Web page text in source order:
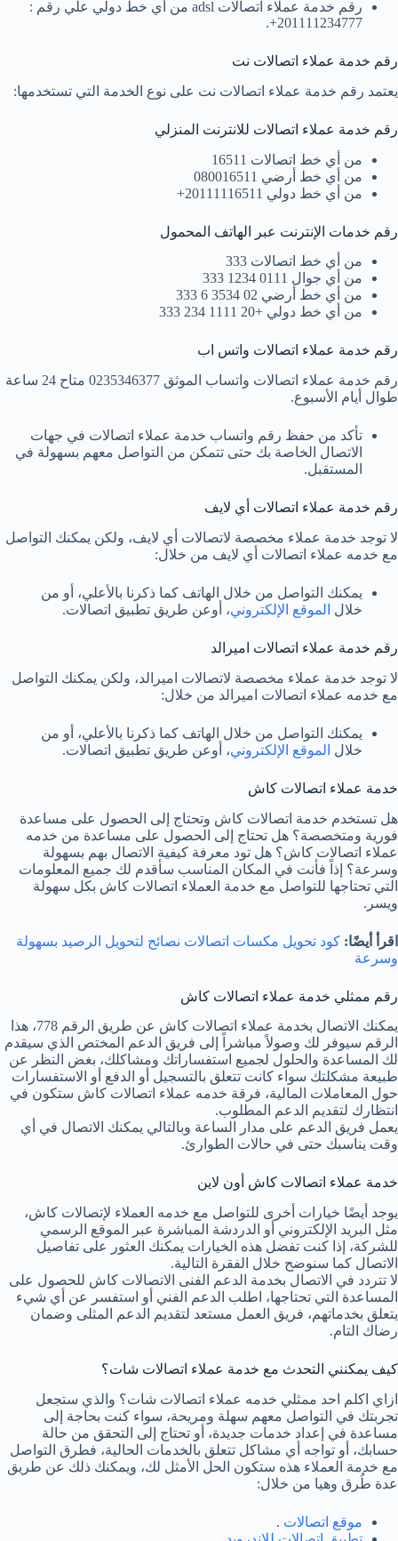
رقم خدمة عملاء اتصالات adsl من أي خط دولي علي رقم :
201111234777+.
رقم خدمة عملاء اتصالات نت
يعتمد رقم خدمة عملاء اتصالات نت على نوع الخدمة التي تستخدمها:
رقم خدمة عملاء اتصالات للانترنت المنزلي
من أي خط اتصالات 16511
من أي خط أرضي 080016511
من أي خط دولي 20111116511+
رقم خدمات الإنترنت عبر الهاتف المحمول
من أي خط اتصالات 333
من أي جوال 0111 1234 333
من أي خط أرضي 02 3534 6 333
من أي خط دولي +20 1111 234 333
رقم خدمة عملاء اتصالات واتس اب
رقم خدمة عملاء اتصالات واتساب الموثق 0235346377 متاح 24 ساعة
طوال أيام الأسبوع.
تأكد من حفظ رقم واتساب خدمة عملاء اتصالات في جهات
الاتصال الخاصة بك حتى تتمكن من التواصل معهم بسهولة في
المستقبل.
رقم خدمة عملاء اتصالات أي لايف
لا توجد خدمة عملاء مخصصة لاتصالات أي لايف، ولكن يمكنك التواصل
مع خدمه عملاء اتصالات أي لايف من خلال:
يمكنك التواصل من خلال الهاتف كما ذكرنا بالأعلي، أو من
خلال الموقع الإلكتروني، أوعن طريق تطبيق اتصالات.
رقم خدمة عملاء اتصالات اميرالد
لا توجد خدمة عملاء مخصصة لاتصالات اميرالد، ولكن يمكنك التواصل
مع خدمه عملاء اتصالات اميرالد من خلال:
يمكنك التواصل من خلال الهاتف كما ذكرنا بالأعلي، أو من
خلال الموقع الإلكتروني، أوعن طريق تطبيق اتصالات.
خدمة عملاء اتصالات كاش
هل تستخدم خدمة اتصالات كاش وتحتاج إلى الحصول على مساعدة
فورية ومتخصصة؟ هل تحتاج إلى الحصول على مساعدة من خدمه
عملاء اتصالات كاش؟ هل تود معرفة كيفية الاتصال بهم بسهولة
وسرعة؟ إذاً فأنت في المكان المناسب سأقدم لك جميع المعلومات
التي تحتاجها للتواصل مع خدمة العملاء اتصالات كاش بكل سهولة
ويسر.
اقرأ أيضًا: كود تحويل مكسات اتصالات نصائح لتحويل الرصيد بسهولة
وسرعة
رقم ممثلي خدمة عملاء اتصالات كاش
يمكنك الاتصال بخدمة عملاء اتصالات كاش عن طريق الرقم 778، هذا
الرقم سيوفر لك وصولاً مباشراً إلى فريق الدعم المختص الذي سيقدم
لك المساعدة والحلول لجميع استفساراتك ومشاكلك، بغض النظر عن
طبيعة مشكلتك سواء كانت تتعلق بالتسجيل أو الدفع أو الاستفسارات
حول المعاملات المالية، فرقة خدمه عملاء اتصالات كاش ستكون في
انتظارك لتقديم الدعم المطلوب.
يعمل فريق الدعم على مدار الساعة وبالتالي يمكنك الاتصال في أي
وقت يناسبك حتى في حالات الطوارئ.
خدمة عملاء اتصالات كاش أون لاين
يوجد أيضًا خيارات أخرى للتواصل مع خدمه العملاء لإتصالات كاش،
مثل البريد الإلكتروني أو الدردشة المباشرة عبر الموقع الرسمي
للشركة، إذا كنت تفضل هذه الخيارات يمكنك العثور على تفاصيل
الاتصال كما سنوضح خلال الفقرة التالية.
لا تتردد في الاتصال بخدمة الدعم الفنى الاتصالات كاش للحصول على
المساعدة التي تحتاجها، اطلب الدعم الفني أو استفسر عن أي شيء
يتعلق بخدماتهم، فريق العمل مستعد لتقديم الدعم المثلى وضمان
رضاك التام.
كيف يمكنني التحدث مع خدمة عملاء اتصالات شات؟
ازاي اكلم احد ممثلي خدمه عملاء اتصالات شات؟ والذي ستجعل
تجربتك في التواصل معهم سهلة ومريحة، سواء كنت بحاجة إلى
مساعدة في إعداد خدمات جديدة، أو تحتاج إلى التحقق من حالة
حسابك، أو تواجه أي مشاكل تتعلق بالخدمات الحالية، فطرق التواصل
مع خدمة العملاء هذه ستكون الحل الأمثل لك، ويمكنك ذلك عن طريق
عدة طُرق وهيا من خلال:
موقع اتصالات .